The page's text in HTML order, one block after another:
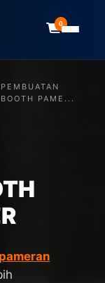
0
PEMBUATAN
BOOTH PAME...